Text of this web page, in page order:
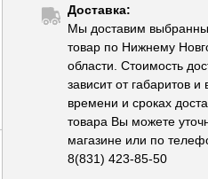
Доставка:
Мы доставим
товар по Нижнему
области. Стоимость
зависит от габаритов и
времени и сроках
товара Вы можете
магазине или по
8(831) 423-85-50